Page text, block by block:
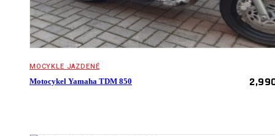
MOCYKLE JAZDENÉ
Motocykel Yamaha TDM 850